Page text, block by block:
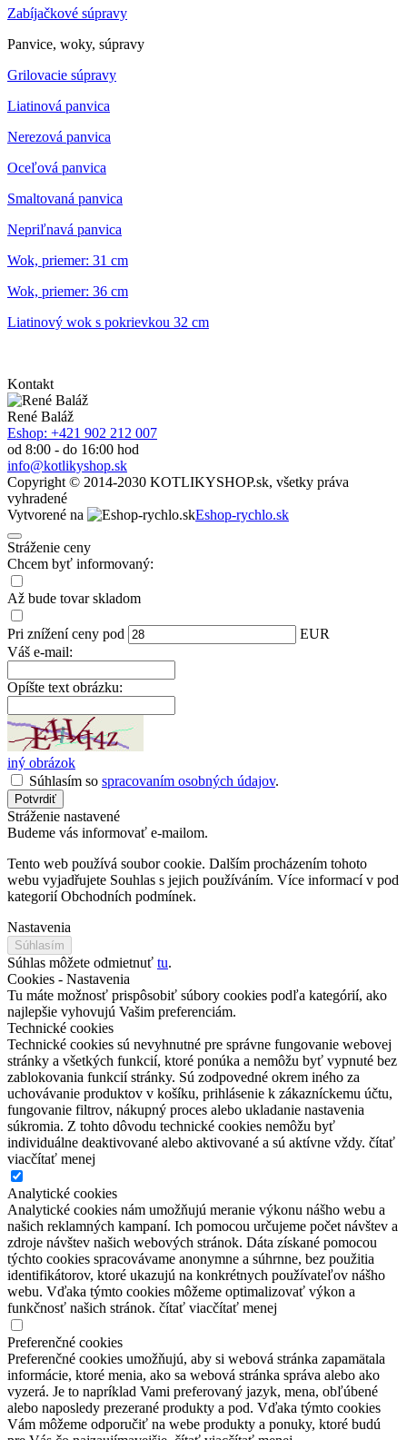
Zabíjačkové súpravy
Panvice, woky, súpravy
Grilovacie súpravy
Liatinová panvica
Nerezová panvica
Oceľová panvica
Smaltovaná panvica
Nepriľnavá panvica
Wok, priemer: 31 cm
Wok, priemer: 36 cm
Liatinový wok s pokrievkou 32 cm
Kontakt
René Baláž
Eshop: +421 902 212 007
od 8:00 - do 16:00 hod
info@kotlikyshop.sk
Copyright © 2014-2030 KOTLIKYSHOP.sk, všetky práva
vyhradené
Vytvorené na
Eshop-rychlo.sk
Stráženie ceny
Chcem byť informovaný:
Až bude tovarskladom
Pri zníženíceny pod
EUR
Váš e-mail:
Opíšte text obrázku:
iný obrázok
Súhlasím so spracovaním osobných údajov.
Potvrdiť
Stráženie nastavené
Budeme vás informovať e-mailom.
Tento web používá soubor cookie. Dalším procházením tohoto
webu vyjadřujete Souhlas s jejich používáním. Více informací v pod
kategorií Obchodních podmínek.
Nastavenia
Súhlasím
Súhlas môžete odmietnuť tu.
Cookies - Nastavenia
Tu máte možnosť prispôsobiť súbory cookies podľa kategórií, ako
najlepšie vyhovujú Vašim preferenciám.
Technické cookies
Technické cookies sú nevyhnutné pre správne fungovanie webovej
stránky a všetkých funkcií, ktoré ponúka a nemôžu byť vypnuté bez
zablokovania funkcií stránky. Sú zodpovedné okrem iného za
uchovávanie produktov v košíku, prihlásenie k zákazníckemu účtu,
fungovanie filtrov, nákupný proces alebo ukladanie nastavenia
súkromia. Z tohto dôvodu technické cookies nemôžu byť
individuálne deaktivované alebo aktivované a sú aktívne vždy. čítať
viacčítať menej
Analytické cookies
Analytické cookies nám umožňujú meranie výkonu nášho webu a
našich reklamných kampaní. Ich pomocou určujeme počet návštev a
zdroje návštev našich webových stránok. Dáta získané pomocou
týchto cookies spracovávame anonymne a súhrnne, bez použitia
identifikátorov, ktoré ukazujú na konkrétnych používateľov nášho
webu. Vďaka týmto cookies môžeme optimalizovať výkon a
funkčnosť našich stránok. čítať viacčítať menej
Preferenčné cookies
Preferenčné cookies umožňujú, aby si webová stránka zapamätala
informácie, ktoré menia, ako sa webová stránka správa alebo ako
vyzerá. Je to napríklad Vami preferovaný jazyk, mena, obľúbené
alebo naposledy prezerané produkty a pod. Vďaka týmto cookies
Vám môžeme odporučiť na webe produkty a ponuky, ktoré budú